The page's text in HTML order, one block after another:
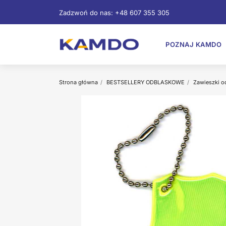
Zadzwoń do nas: +48 607 355 305
POZNAJ KAMDO
Strona główna BESTSELLERY ODBLASKOWE Zawieszki